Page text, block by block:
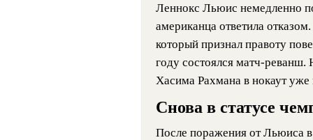
Леннокс Льюис немедленно
американца ответила
который признал правоту
году состоялся матч-реванш.
Хасима Рахмана в нокаут уже
Снова в статусе
После поражения от Льюиса в